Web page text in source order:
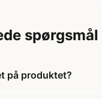
spørgsmål
på produktet?